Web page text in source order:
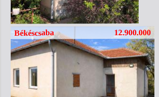
Békéscsaba 12.900.000